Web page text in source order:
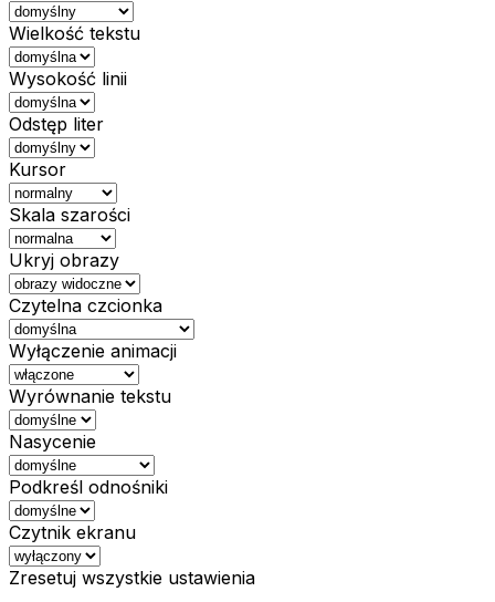
Wielkość tekstu
Wysokość linii
Odstęp liter
Kursor
Skala szarości
Ukryj obrazy
Czytelna czcionka
Wyłączenie animacji
Wyrównanie tekstu
Nasycenie
Podkreśl odnośniki
Czytnik ekranu
Zresetuj wszystkie ustawienia